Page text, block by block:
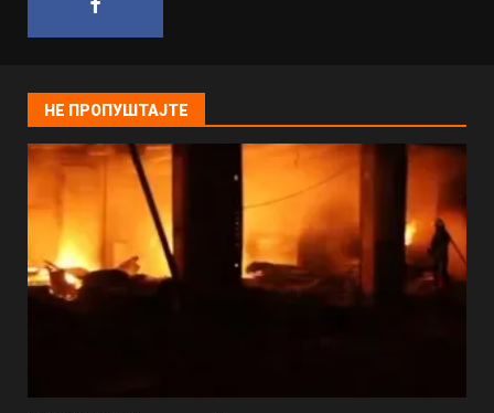
НЕ ПРОПУШТАЈТЕ